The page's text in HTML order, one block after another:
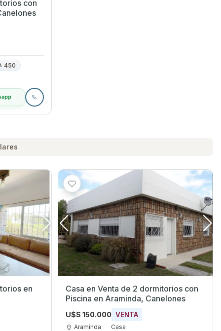
con
450
en
Casa en Venta de 2 dormitorios con
Piscina en Araminda, Canelones
U$S 150.000 VENTA
Araminda Casa